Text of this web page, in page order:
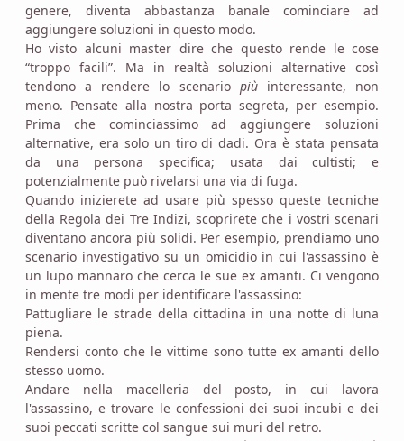
genere, diventa abbastanza banale cominciare ad
aggiungere soluzioni in questo modo.
Ho visto alcuni master dire che questo rende le cose
“troppo facili”. Ma in realtà soluzioni alternative così
tendono a rendere lo scenario piùinteressante, non
meno. Pensate alla nostra porta segreta, per esempio.
Prima che cominciassimo ad aggiungere soluzioni
alternative, era solo un tiro di dadi. Ora è stata pensata
da una persona specifica; usata dai cultisti; e
potenzialmente può rivelarsi una via di fuga.
Quando inizierete ad usare più spesso queste tecniche
della Regola dei Tre Indizi, scoprirete che i vostri scenari
diventano ancora più solidi. Per esempio, prendiamo uno
scenario investigativo su un omicidio in cui l'assassino è
un lupo mannaro che cerca le sue ex amanti. Ci vengono
in mente tre modi per identificare l'assassino:
Pattugliare le strade della cittadina in una notte di luna
piena.
Rendersi conto che le vittime sono tutte ex amanti dello
stesso uomo.
Andare nella macelleria del posto, in cui lavora
l'assassino, e trovare le confessioni dei suoi incubi e dei
suoi peccati scritte col sangue sui muri del retro.